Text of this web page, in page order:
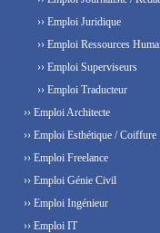
›› Emploi Juridique
›› Emploi Ressources
›› Emploi Superviseurs
›› Emploi Traducteur
›› Emploi Architecte
›› Emploi Esthétique / Coiffure
›› Emploi Freelance
›› Emploi Génie Civil
›› Emploi Ingénieur
›› Emploi IT